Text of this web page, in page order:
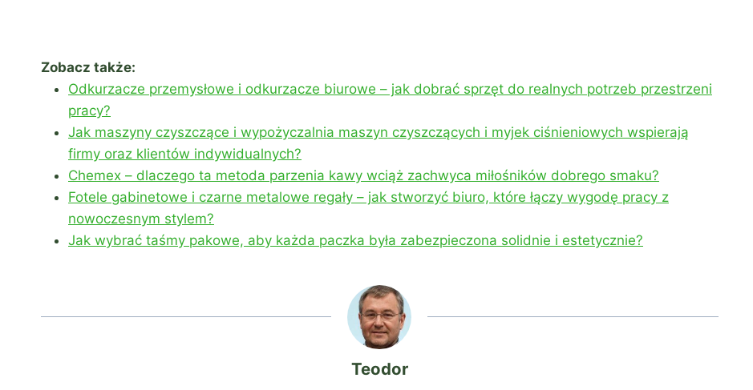
Zobacz także:
Odkurzacze przemysłowe i odkurzacze biurowe – jak dobrać sprzęt do realnych potrzeb przestrzeni
pracy?
Jak maszyny czyszczące i wypożyczalnia maszyn czyszczących i myjek ciśnieniowych wspierają
firmy oraz klientów indywidualnych?
Chemex – dlaczego ta metoda parzenia kawy wciąż zachwyca miłośników dobrego smaku?
Fotele gabinetowe i czarne metalowe regały – jak stworzyć biuro, które łączy wygodę pracy z
nowoczesnym stylem?
Jak wybrać taśmy pakowe, aby każda paczka była zabezpieczona solidnie i estetycznie?
Teodor